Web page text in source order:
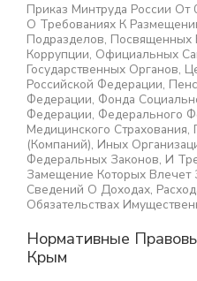
Приказ Минтруда России
О Требованиях К
Подразделов, Посвященных
Коррупции, Официальных
Государственных Органов,
Российской Федерации,
Федерации, Фонда
Федерации, Федерального
Медицинского Страхования,
(компаний), Иных
Федеральных Законов, И
Замещение Которых
Сведений О Доходах,
Обязательствах
Нормативные
Крым